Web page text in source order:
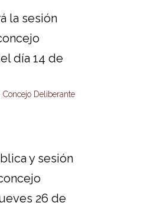
la sesión
día 14 de
Concejo Deliberante
y sesión
26 de